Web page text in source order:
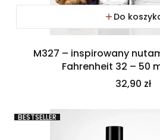
Do
M327 – inspirowany
Fahrenheit 32 – 50
Cena
32,90 zł
BESTSELLER